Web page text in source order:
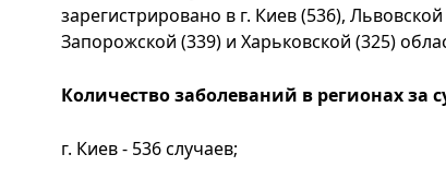
зарегистрировано в г. Киев (536),
Запорожской (339) и Харьковской (325)
Количество заболеваний в регионах за
г. Киев - 536 случаев;